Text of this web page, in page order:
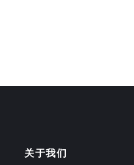
关于我们